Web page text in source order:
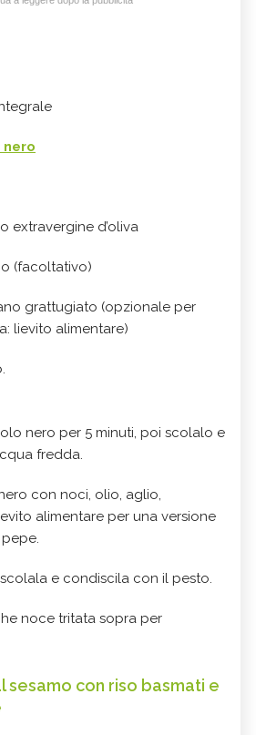
nero
extravergine d’oliva
(facoltativo)
grattugiato (opzionale per
lievito alimentare)
nero per 5 minuti, poi scolalo e
fredda.
con noci, olio, aglio,
alimentare per una versione
e condiscila con il pesto.
noce tritata sopra per
sesamo con riso basmati e